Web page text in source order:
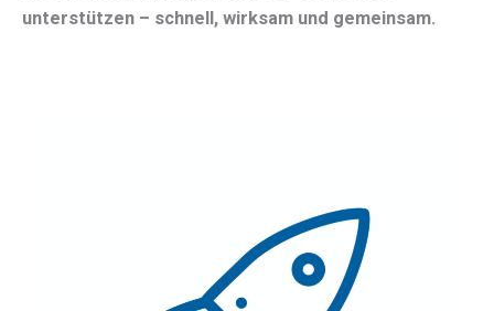
unterstützen – schnell, wirksam und gemeinsam.